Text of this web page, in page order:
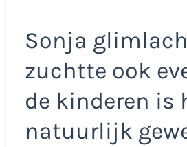
Sonja
zuchtte ook
de kinderen is
natuurlijk